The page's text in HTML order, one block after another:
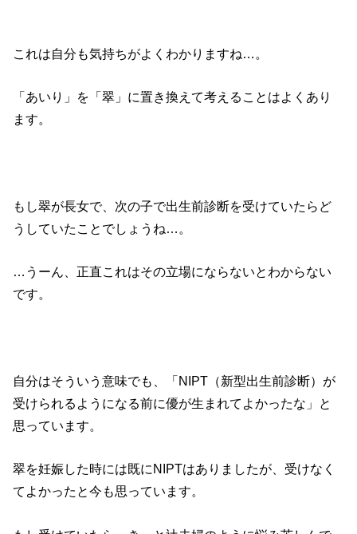
これは自分も気持ちがよくわかりますね…。
「あいり」を「翠」に置き換えて考えることはよくあり
ます。
もし翠が長女で、次の子で出生前診断を受けていたらど
うしていたことでしょうね…。
…うーん、正直これはその立場にならないとわからない
です。
自分はそういう意味でも、「NIPT（新型出生前診断）が
受けられるようになる前に優が生まれてよかったな」と
思っています。
翠を妊娠した時には既にNIPTはありましたが、受けなく
てよかったと今も思っています。